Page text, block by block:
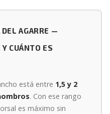
AGARRE —
CUÁNTO ES
está entre 1,5 y 2
. Con ese rango
es máximo sin